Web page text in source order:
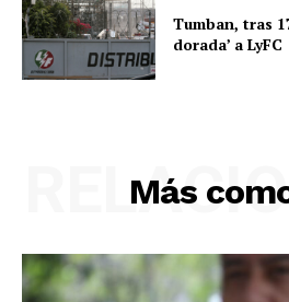
Tumban, tras
dorada’ a LyFC
Más